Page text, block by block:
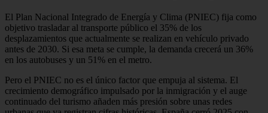
El Plan Nacional Integrado de Energía y Clima (PNIEC) fija como
objetivo trasladar al transporte público el 35% de los
desplazamientos que actualmente se realizan en vehículo privado
antes de 2030. Si esa meta se cumple, la demanda crecerá un 36%
en los autobuses y un 51% en el metro.
Pero el PNIEC no es el único factor que empuja al sistema. El
crecimiento demográfico impulsado por la inmigración y el auge
continuado del turismo añaden más presión sobre unas redes